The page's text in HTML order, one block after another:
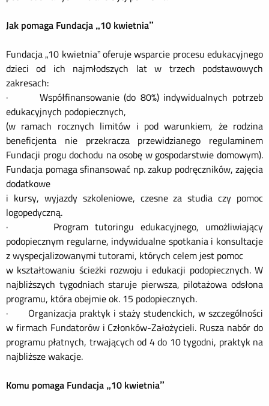
Jak pomaga Fundacja „10 kwietnia”
Fundacja „10 kwietnia” oferuje wsparcie procesu edukacyjnego
dzieci od ich najmłodszych lat w trzech podstawowych
zakresach:
·
Współfinansowanie (do 80%) indywidualnych potrzeb
edukacyjnych podopiecznych,
(w ramach rocznych limitów i pod warunkiem, że rodzina
beneficjenta nie przekracza przewidzianego regulaminem
Fundacji progu dochodu na osobę w gospodarstwie domowym).
Fundacja pomaga sfinansować np. zakup podręczników, zajęcia
dodatkowe
i kursy, wyjazdy szkoleniowe, czesne za studia czy pomoc
logopedyczną.
·
Program tutoringu edukacyjnego, umożliwiający
podopiecznym regularne, indywidualne spotkania i konsultacje
z wyspecjalizowanymi tutorami, których celem jest pomoc
w kształtowaniu ścieżki rozwoju i edukacji podopiecznych. W
najbliższych tygodniach staruje pierwsza, pilotażowa odsłona
programu, która obejmie ok. 15 podopiecznych.
·
Organizacja praktyk i staży studenckich, w szczególności
w firmach Fundatorów i Członków-Założycieli. Rusza nabór do
programu płatnych, trwających od 4 do 10 tygodni, praktyk na
najbliższe wakacje.
Komu pomaga Fundacja „10 kwietnia”